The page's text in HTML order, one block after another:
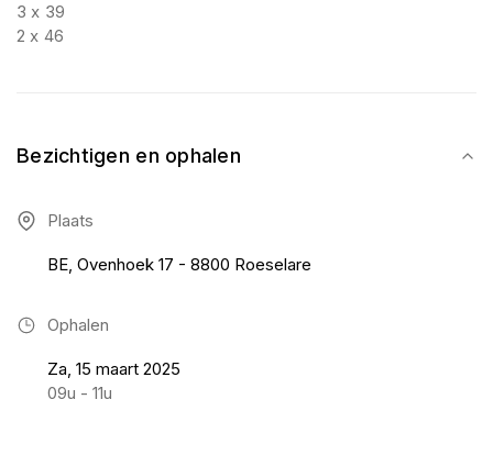
3 x 39
2 x 46
Bezichtigen en ophalen
Plaats
BE, Ovenhoek 17 - 8800 Roeselare
Ophalen
Za, 15 maart 2025
09u - 11u